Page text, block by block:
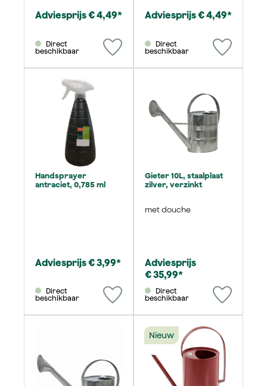
Adviesprijs € 4,49*
beschikbaar
Adviesprijs € 4,49*
beschikbaar
Handsprayer
antraciet, 0,785 ml
Adviesprijs € 3,99*
beschikbaar
Gieter 10L, staalplaat
zilver, verzinkt
met douche
Adviesprijs
€ 35,99*
beschikbaar
Nieuw